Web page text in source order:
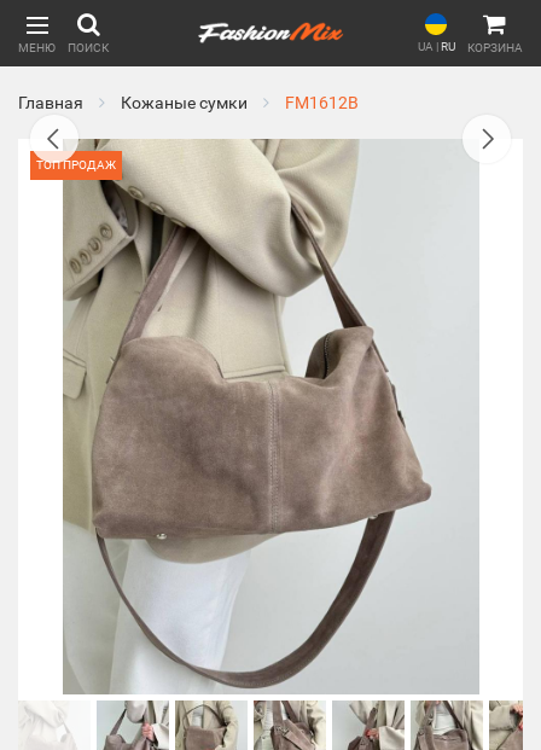
МЕНЮ ПОИСК UA |RU КОРЗИНА
Главная Кожаные сумки FM1612B
ТОП ПРОДАЖ